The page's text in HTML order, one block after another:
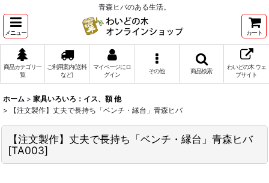
青森ヒバのある生活。
メニュー カート
商品カテゴリ一
覧
ご利用案内(送料
など)
マイページにロ
グイン
その他 商品検索
わいどの木 ウェ
ブサイト
ホーム > 家具いろいろ：イス、額 他
>
【注文製作】丈夫で長持ち「ベンチ・縁台」青森ヒバ
【注文製作】丈夫で長持ち「ベンチ・縁台」青森ヒバ
[TA003]